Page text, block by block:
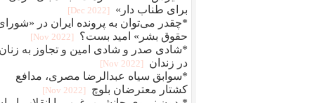
برای طناب دار»
[2022 Dec]
*چقدر می‌توان به پرونده ایران در
حقوق بشر» امید بست؟
[2022 Nov]
*شادی صدر و شادی امین و تجاوز به زنان
در زندان
[2022 Nov]
*سوابق سیاه عبدالرضا مصری، مدافع
کشتار معترضان بلوچ
[2022 Nov]